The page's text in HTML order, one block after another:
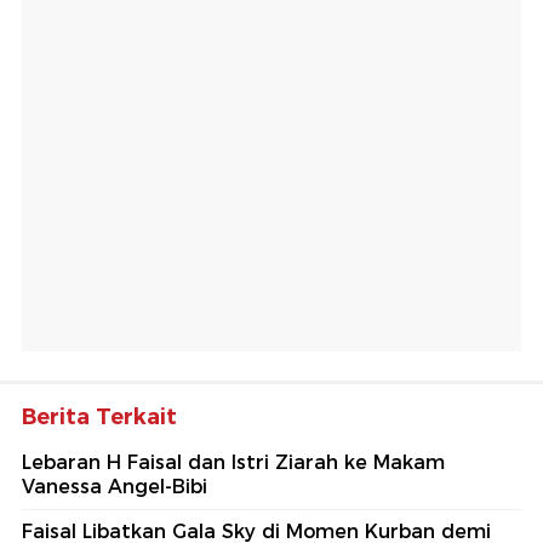
Berita Terkait
Lebaran H Faisal dan Istri Ziarah ke Makam
Vanessa Angel-Bibi
Faisal Libatkan Gala Sky di Momen Kurban demi